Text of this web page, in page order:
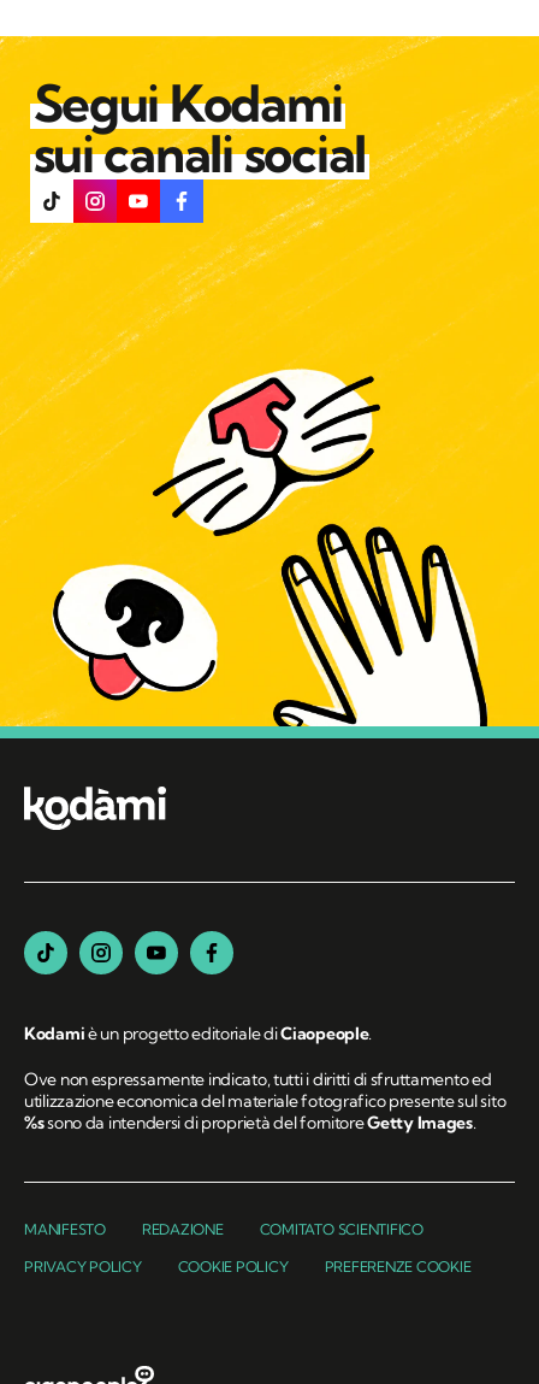
Segui Kodami
sui canali social
Kodamiè un progetto editoriale diCiaopeople.
Ove non espressamente indicato, tutti i diritti di sfruttamento ed
utilizzazione economica del materiale fotografico presente sul sito
%ssono da intendersi di proprietà del fornitoreGetty Images.
MANIFESTO REDAZIONE COMITATO SCIENTIFICO
PRIVACY POLICY COOKIE POLICY PREFERENZE COOKIE